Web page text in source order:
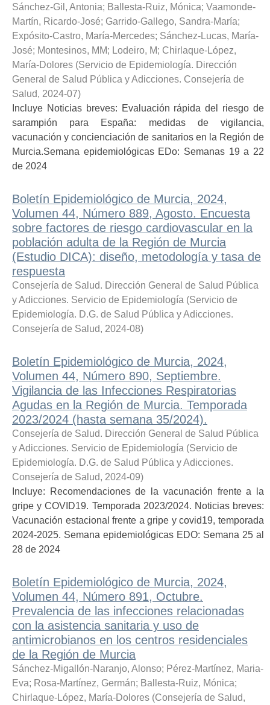
Sánchez-Gil, Antonia; Ballesta-Ruiz, Mónica; Vaamonde-
Martín, Ricardo-José; Garrido-Gallego, Sandra-María;
Expósito-Castro, María-Mercedes; Sánchez-Lucas, María-
José; Montesinos, MM; Lodeiro, M; Chirlaque-López,
María-Dolores (Servicio de Epidemiología. Dirección
General de Salud Pública y Adicciones. Consejería de
Salud, 2024-07)
Incluye Noticias breves: Evaluación rápida del riesgo de
sarampión para España: medidas de vigilancia,
vacunación y concienciación de sanitarios en la Región de
Murcia.Semana epidemiológicas EDo: Semanas 19 a 22
de 2024
Boletín Epidemiológico de Murcia, 2024,
Volumen 44, Número 889, Agosto. Encuesta
sobre factores de riesgo cardiovascular en la
población adulta de la Región de Murcia
(Estudio DICA): diseño, metodología y tasa de
respuesta
Consejería de Salud. Dirección General de Salud Pública
y Adicciones. Servicio de Epidemiología (Servicio de
Epidemiología. D.G. de Salud Pública y Adicciones.
Consejería de Salud, 2024-08)
Boletín Epidemiológico de Murcia, 2024,
Volumen 44, Número 890, Septiembre.
Vigilancia de las Infecciones Respiratorias
Agudas en la Región de Murcia. Temporada
2023/2024 (hasta semana 35/2024).
Consejería de Salud. Dirección General de Salud Pública
y Adicciones. Servicio de Epidemiología (Servicio de
Epidemiología. D.G. de Salud Pública y Adicciones.
Consejería de Salud, 2024-09)
Incluye: Recomendaciones de la vacunación frente a la
gripe y COVID19. Temporada 2023/2024. Noticias breves:
Vacunación estacional frente a gripe y covid19, temporada
2024-2025. Semana epidemiológicas EDO: Semana 25 al
28 de 2024
Boletín Epidemiológico de Murcia, 2024,
Volumen 44, Número 891, Octubre.
Prevalencia de las infecciones relacionadas
con la asistencia sanitaria y uso de
antimicrobianos en los centros residenciales
de la Región de Murcia
Sánchez-Migallón-Naranjo, Alonso; Pérez-Martínez, Maria-
Eva; Rosa-Martínez, Germán; Ballesta-Ruiz, Mónica;
Chirlaque-López, María-Dolores (Consejería de Salud,